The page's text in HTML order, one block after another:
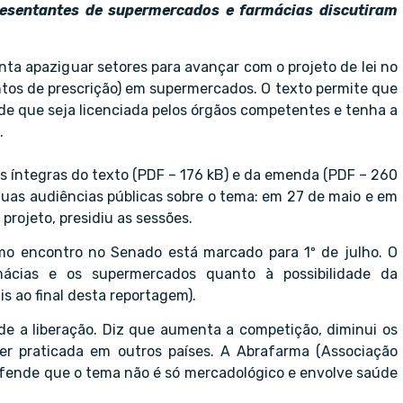
de supermercados e farmácias discutiram
apaziguar setores para avançar com o projeto de lei no
de prescrição) em supermercados. O texto permite que
que seja licenciada pelos órgãos competentes e tenha a
do texto (PDF – 176 kB) e da emenda (PDF – 260
audiências públicas sobre o tema: em 27 de maio e em
presidiu as sessões.
encontro no Senado está marcado para 1º de julho. O
e os supermercados quanto à possibilidade da
ao final desta reportagem).
a liberação. Diz que aumenta a competição, diminui os
praticada em outros países. A Abrafarma (Associação
que o tema não é só mercadológico e envolve saúde